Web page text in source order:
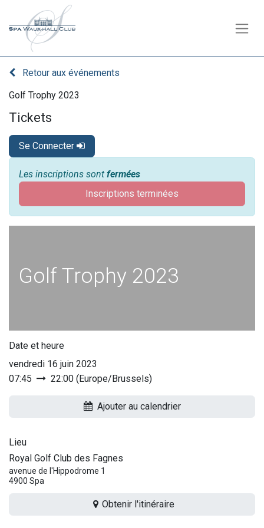
Retour aux événements
Golf Trophy 2023
Tickets
Se Connecter
Les inscriptions sont fermées
Inscriptions terminées
Golf Trophy 2023
Date et heure
vendredi 16 juin 2023
07:45
22:00 (Europe/Brussels)
Ajouter au calendrier
Lieu
Royal Golf Club des Fagnes
avenue de l'Hippodrome 1
4900 Spa
Obtenir l'itinéraire